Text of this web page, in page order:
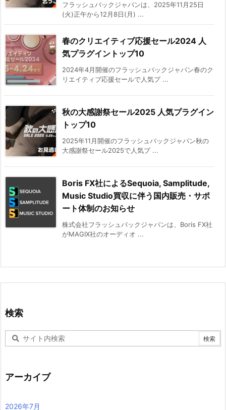
フラッシュバックジャパンは、2025年11月25日
(火)正午から12月8日(月) ...
春のクリエイティブ応援セール2024 人
気プラグイントップ10
2024年4月開催のフラッシュバックジャパン春のク
リエイティブ応援セールで人気プ ...
秋の大感謝祭セール2025 人気プラグイン
トップ10
2025年11月開催のフラッシュバックジャパン秋の
大感謝祭セール2025で人気プ ...
Boris FX社によるSequoia, Samplitude,
Music Studio買収に伴う国内販売・サポ
ート体制のお知らせ
株式会社フラッシュバックジャパンは、Boris FX社
がMAGIX社のオーディオ ...
検索
アーカイブ
2026年7月